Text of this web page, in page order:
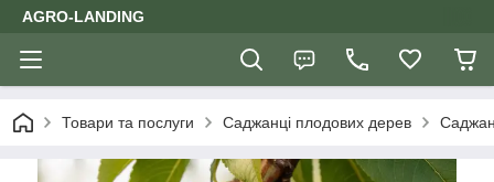
AGRO-LANDING
Товари та послуги Саджанці плодових дерев